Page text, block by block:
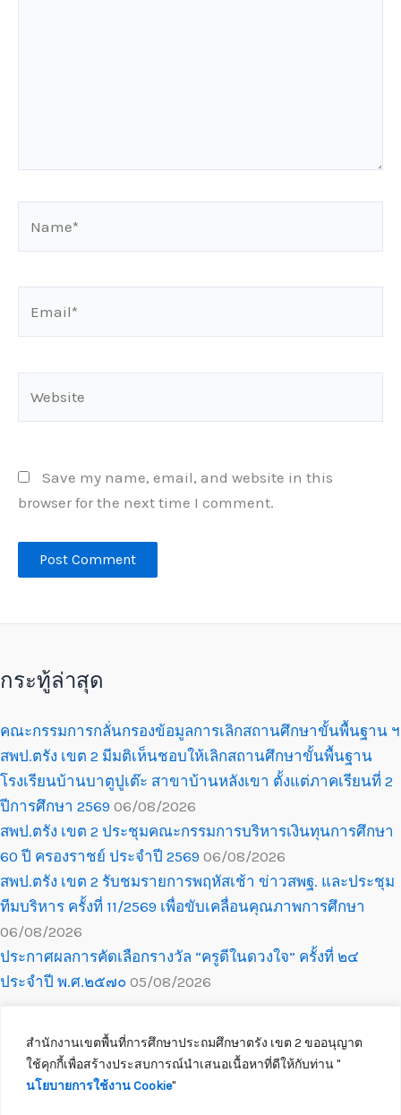
สำนักงานเขตพื้นที่การศึกษาประถมศึกษาตรัง เขต 2 ขออนุญาต
ใช้คุกกี้เพื่อสร้างประสบการณ์นำเสนอเนื้อหาที่ดีให้กับท่าน ''
นโยบายการใช้งาน Cookie''
Save my name, email, and website in this
browser for the next time I comment.
กระทู้ล่าสุด
คณะกรรมการกลั่นกรองข้อมูลการเลิกสถานศึกษาขั้นพื้นฐาน ฯ
สพป.ตรัง เขต 2 มีมติเห็นชอบให้เลิกสถานศึกษาขั้นพื้นฐาน
โรงเรียนบ้านบาตูปูเต๊ะ สาขาบ้านหลังเขา ตั้งแต่ภาคเรียนที่ 2
ปีการศึกษา 2569 06/08/2026
สพป.ตรัง เขต 2 ประชุมคณะกรรมการบริหารเงินทุนการศึกษา
60 ปี ครองราชย์ ประจำปี 2569 06/08/2026
สพป.ตรัง เขต 2 รับชมรายการพฤหัสเช้า ข่าวสพฐ. และประชุม
ทีมบริหาร ครั้งที่ 11/2569 เพื่อขับเคลื่อนคุณภาพการศึกษา
06/08/2026
ประกาศผลการคัดเลือกรางวัล “ครูดีในดวงใจ” ครั้งที่ ๒๔
ประจำปี พ.ศ.๒๕๗๐ 05/08/2026
Copyright © 2026 สำนักงานเขตพื้นที่การศึกษาประถมศึกษาตรัง เขต 2